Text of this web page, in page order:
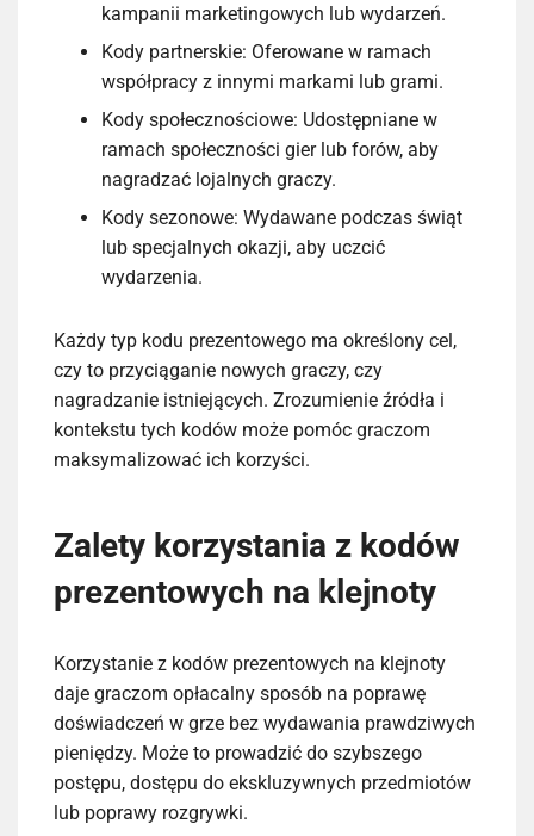
kampanii marketingowych lub wydarzeń.
Kody partnerskie: Oferowane w ramach
współpracy z innymi markami lub grami.
Kody społecznościowe: Udostępniane w
ramach społeczności gier lub forów, aby
nagradzać lojalnych graczy.
Kody sezonowe: Wydawane podczas świąt
lub specjalnych okazji, aby uczcić
wydarzenia.
Każdy typ kodu prezentowego ma określony cel,
czy to przyciąganie nowych graczy, czy
nagradzanie istniejących. Zrozumienie źródła i
kontekstu tych kodów może pomóc graczom
maksymalizować ich korzyści.
Zalety korzystania z kodów
prezentowych na klejnoty
Korzystanie z kodów prezentowych na klejnoty
daje graczom opłacalny sposób na poprawę
doświadczeń w grze bez wydawania prawdziwych
pieniędzy. Może to prowadzić do szybszego
postępu, dostępu do ekskluzywnych przedmiotów
lub poprawy rozgrywki.